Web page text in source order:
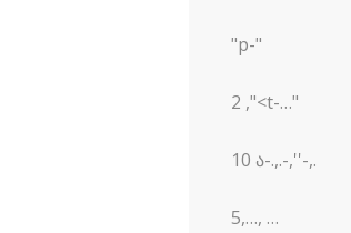
"p-"
2 ,"<t-…"
10 ა-.,.-,''-,.
5,…, …